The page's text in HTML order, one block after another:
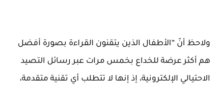
ولاحظ أنّ “الأطفال الذين يتقنون القراءة بصورة أفضل
هم أكثر عرضة للخداع بخمس مرات عبر رسائل التصيد
الاحتيالي الإلكترونية، إذ إنها لا تتطلب أي تقنية متقدمة،